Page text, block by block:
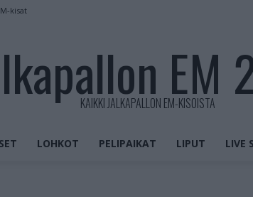
kisat
EM
KAIKKI JALKAPALLON EM-KISOISTA
LOHKOT PELIPAIKAT LIPUT LIVE